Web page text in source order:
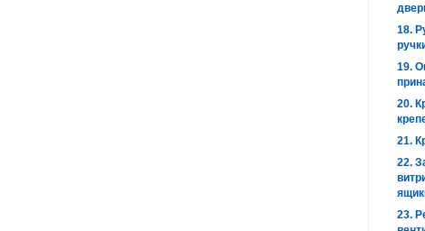
18.
19.
20.
21.
22.
23.